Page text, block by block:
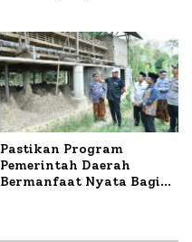
Pastikan Program
Pemerintah Daerah
Bermanfaat Nyata Bagi